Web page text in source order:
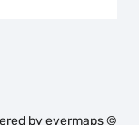
byevermaps ©